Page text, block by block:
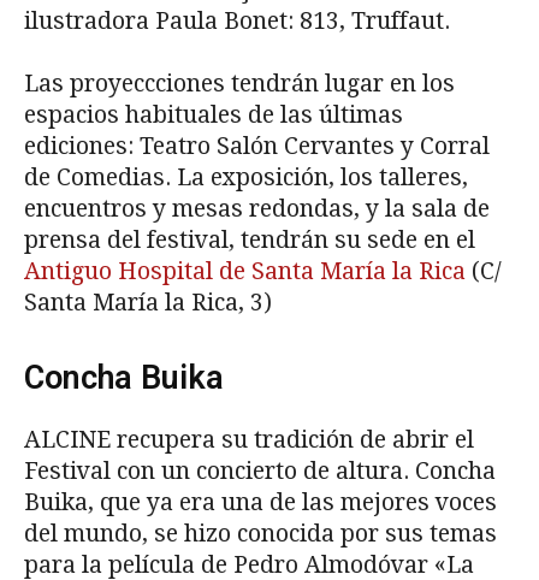
ilustradora Paula Bonet: 813, Truffaut.
Las proyeccciones tendrán lugar en los
espacios habituales de las últimas
ediciones: Teatro Salón Cervantes y Corral
de Comedias. La exposición, los talleres,
encuentros y mesas redondas, y la sala de
prensa del festival, tendrán su sede en el
Antiguo Hospital de Santa María la Rica (C/
Santa María la Rica, 3)
Concha Buika
ALCINE recupera su tradición de abrir el
Festival con un concierto de altura. Concha
Buika, que ya era una de las mejores voces
del mundo, se hizo conocida por sus temas
para la película de Pedro Almodóvar «La